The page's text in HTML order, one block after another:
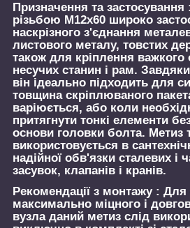
Призначення та застосування :
різьбою М12х60 широко
наскрізного з'єднання
листового металу, товстих
також для кріплення
несучих станин і рам. Завдяки
він ідеально підходить для
товщина скріплюваного
варіюється, або коли
притягнути тонкі елементи
основи головки болта. Метиз
використовується в
надійної обв'язки сталевих і
засувок, клапанів і кранів.
Рекомендації з монтажу : Для
максимально міцного і
вузла даний метиз слід